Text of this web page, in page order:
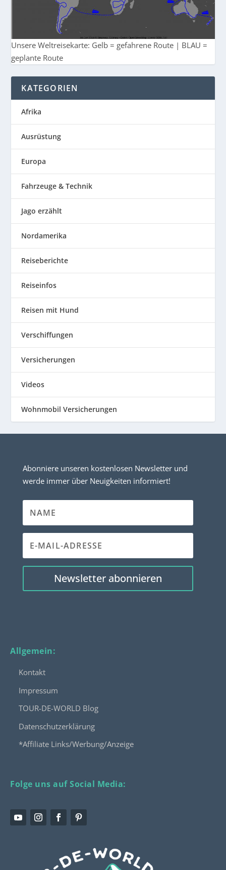
Unsere Weltreisekarte: Gelb = gefahrene Route | BLAU =
geplante Route
KATEGORIEN
Afrika
Ausrüstung
Europa
Fahrzeuge & Technik
Jago erzählt
Nordamerika
Reiseberichte
Reiseinfos
Reisen mit Hund
Verschiffungen
Versicherungen
Videos
Wohnmobil Versicherungen
Abonniere unseren kostenlosen Newsletter und
werde immer über Neuigkeiten informiert!
Newsletter abonnieren
Allgemein:
Kontakt
Impressum
TOUR-DE-WORLD Blog
Datenschutzerklärung
*Affiliate Links/Werbung/Anzeige
Folge uns auf Social Media: